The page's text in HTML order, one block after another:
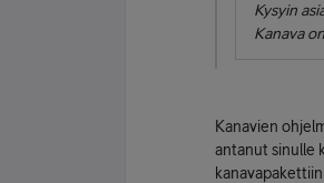
Kysyin
Kanava
Kanavien
antanut sinulle